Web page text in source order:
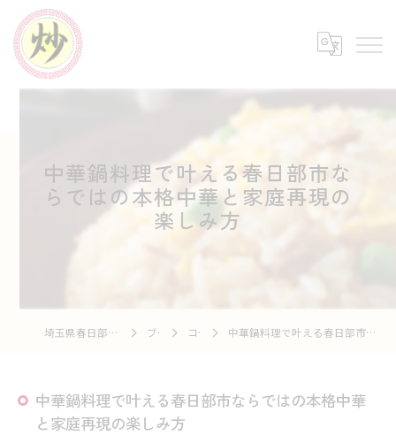
中華鍋料理で叶える春日部市な
らではの本格中華と家庭再現の
楽しみ方
埼玉県春日部の中華なら中華市場 炒 ブログ コラム 中華鍋料理で叶える春日部市ならではの本格中華と家庭再現の楽しみ方
中華鍋料理で叶える春日部市ならではの本格中華
と家庭再現の楽しみ方